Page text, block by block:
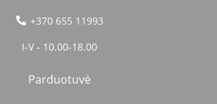
+370 655 11993
I-V - 10.00-18.00
Parduotuvė